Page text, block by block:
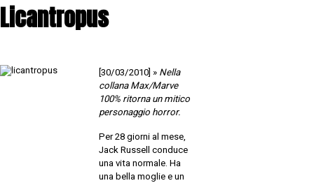
Licantropus
[30/03/2010] » Nella
collana Max/Marve
100% ritorna un mitico
personaggio horror.
Per 28 giorni al mese,
Jack Russell conduce
una vita normale. Ha
una bella moglie e un